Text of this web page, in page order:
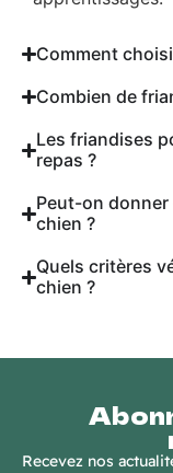
Comment
Combien de
Les friandises
repas ?
Peut-on
chien ?
Quels critères
chien ?
Recevez nos